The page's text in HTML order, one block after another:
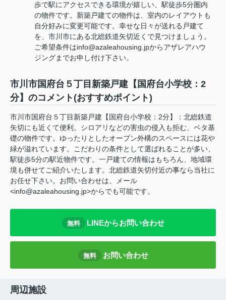
歩で駅にアクセスできる環境が嬉しい、駅徒歩5分圏内
の物件です。新築戸建ての物件は、室内のレイアウトも
自分好みに変更可能です。幸せな日々が送れる戸建て
を、市川市にある北総鉄道矢切近くで見つけましょう。
ご希望条件はinfo@azaleahousing.jpからアザレアハウ
ジングまでお申し付け下さい。
市川市国府台５丁目新築戸建【国府台小学校：2
分】のコメント(おすすめポイント)
市川市国府台５丁目新築戸建【国府台小学校：2分】：北総鉄道
矢切にも近くて便利。シロアリなどの害虫の侵入も拒む、ベタ基
礎の物件です。ゆったりとしたオープン外構のスペースには花や
緑が溢れています。こだわりの条件として選ばれることが多い、
駅徒歩5分の駅近物件です。一戸建ての情報はもちろん、地域環
境も併せてご紹介いたします。北総鉄道矢切付近の事なら当社に
お任せ下さい。お問い合わせは、メール
<info@azaleahousing.jp>からでも可能です。
無料 LINEからお問い合わせ
無料 お問い合わせ
周辺施設